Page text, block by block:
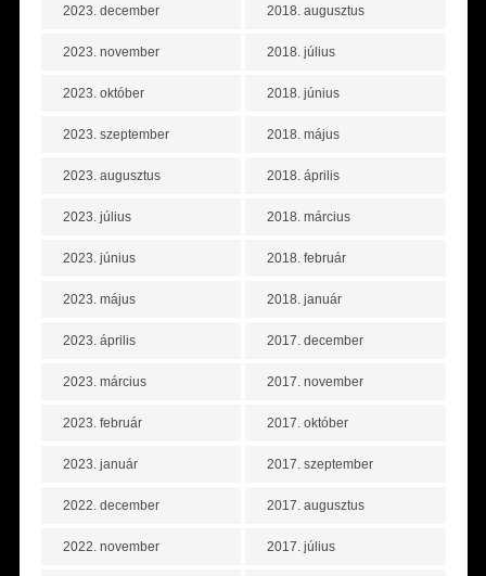
2023. december
2023. november
2023. október
2023. szeptember
2023. augusztus
2023. július
2023. június
2023. május
2023. április
2023. március
2023. február
2023. január
2022. december
2022. november
2018. augusztus
2018. július
2018. június
2018. május
2018. április
2018. március
2018. február
2018. január
2017. december
2017. november
2017. október
2017. szeptember
2017. augusztus
2017. július